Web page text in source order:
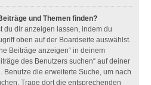
und Themen finden?
du dir anzeigen lassen, indem du
oben auf der Boardseite auswählst.
Beiträge anzeigen“ in deinem
des Benutzers suchen“ auf deiner
die erweiterte Suche, um nach
Trage dort die entsprechenden